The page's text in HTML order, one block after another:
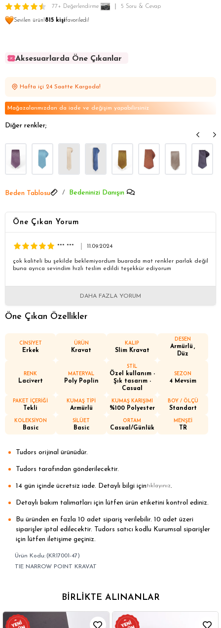
77+ Değerlendirme 5 Soru & Cevap
Sevilen ürün!815 kişifavoriledi!
Aksesuarlarda Öne Çıkanlar
Aksesuarlarda Öne Çıkanlar
Hafta içi 24 Saatte Kargoda!
Mağazalarımızdan da iade ve değişim yapabilirsiniz
Diğer renkler;
Beden Tablosu Bedeninizi Danışın
Öne Çıkan Yorum
*** *** 11.09.2024
çok kaliteli bu şekilde beklemiyordum buarada mat renkler parlak değil
buna ayrıca sevindim hızlı teslim edildi teşekkür ediyorum
DAHA FAZLA YORUM
Öne Çıkan Özellikler
CİNSİYET
Erkek
ÜRÜN
Kravat
KALIP
Slim Kravat
DESEN
Armürlü
Düz
RENK
Lacivert
MATERYAL
Poly Poplin
STİL
Özel kullanım -
Şık tasarım -
Casual
SEZON
4 Mevsim
PAKET İÇERİĞİ
Tekli
KUMAŞ TİPİ
Armürlü
KUMAŞ KARIŞIMI
%100 Polyester
BOY / ÖLÇÜ
Standart
KOLEKSİYON
Basic
SİLÜET
Basic
ORTAM
Casual/Günlük
MENŞEİ
TR
Tudors orijinal ürünüdür.
Tudors tarafından gönderilecektir.
14 gün içinde ücretsiz iade. Detaylı bilgi içintıklayınız.
Detaylı bakım talimatları için lütfen ürün etiketini kontrol ediniz.
Bu üründen en fazla 10 adet sipariş verilebilir. 10 adet üzeri
siparişler iptal edilecektir. Tudors satıcı kodlu Kurumsal siparişler
için lütfen iletişime geçiniz.
(KR17001-47)
TIE NARROW POINT KRAVAT
BIRLIKTE ALINANLAR